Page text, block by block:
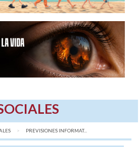
AQUÍ:
PREVISIONES INFORMAT...